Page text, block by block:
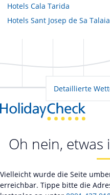
Hotels Cala Tarida
Hotels Sant Josep de Sa Talaia
Detaillierte
Oh nein, etwas
Vielleicht wurde die Seite
erreichbar. Tippe bitte die